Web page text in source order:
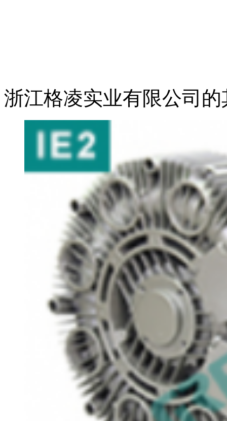
浙江格凌实业有限公司